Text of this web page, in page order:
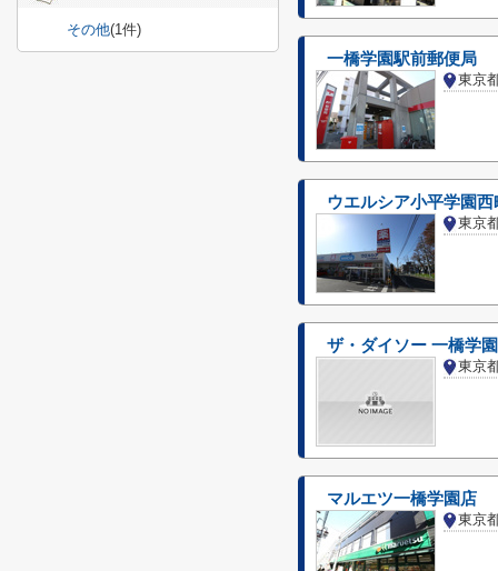
一橋学園駅前郵便局
東京
ウエルシア小平学園西
東京
ザ・ダイソー 一橋学
東京
マルエツ一橋学園店
東京
その他(1件)